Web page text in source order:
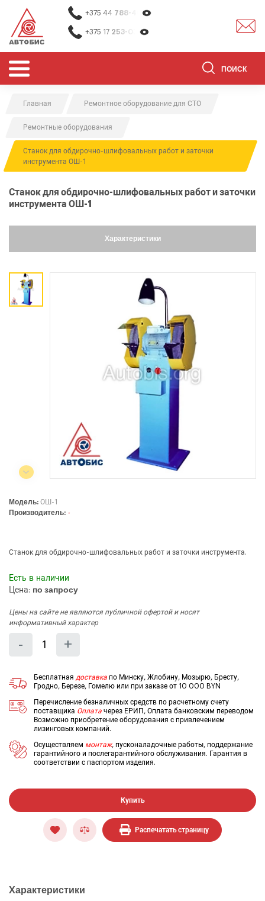
ОБОРУДОВАНИЕ ДЛЯ СТО
ОБОРУДОВАНИЕ ДЛЯ ОЧИСТКИ
О НАС
КОНТАКТЫ
БРЕНДЫ
Коммерческий отдел:
Режим работы:
с 8:00 до 17:00, сб, вс - выходной
+375 44 788-40-13
+375 17 253-03-26
Главная Ремонтное оборудование для СТО
Ремонтные оборудования
Станок для обдирочно-шлифовальных работ и заточки
инструмента ОШ-1
Станок для обдирочно-шлифовальных работ и заточки
инструмента ОШ-1
Характеристики
Модель: ОШ-1
Производитель: -
Станок для обдирочно-шлифовальных работ и заточки инструмента.
Есть в наличии
Цена: по запросу
Цены на сайте не являются публичной офертой и носят
информативный характер
- Уменьшить
на
еденицу
+
на
еденицу
Бесплатная доставка по Минску, Жлобину, Мозырю, Бресту,
Гродно, Березе, Гомелю или при заказе от 10 000 BYN
Перечисление безналичных средств по расчетному счету
поставщика Оплата через ЕРИП, Оплата банковским переводом
Возможно приобретение оборудования с привлечением
лизинговых компаний.
Осуществляем монтаж, пусконаладочные работы, поддержание
гарантийного и послегарантийного обслуживания. Гарантия в
соответствии с паспортом изделия.
Купить
Распечатать страницу
Характеристики